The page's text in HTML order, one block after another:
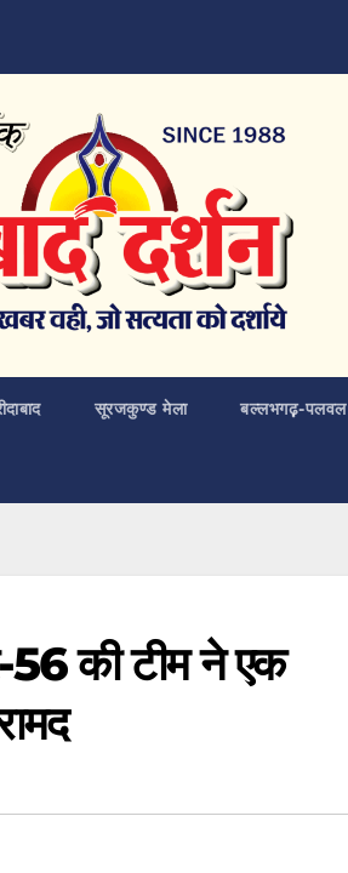
सूरजकुण्ड मेला बल्लभगढ़़-पलवल
56 की टीम ने एक